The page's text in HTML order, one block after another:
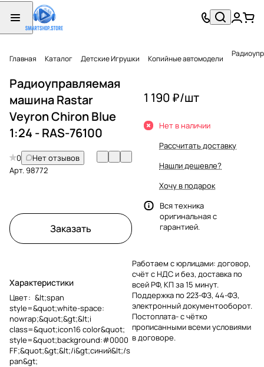
Главная Каталог Детские Игрушки Копийные автомодели
Радиоуправляемая
машина Rastar
Veyron Chiron Blue
1:24 - RAS-76100
0
Нет отзывов
Арт.98772
Заказать
Характеристики
Цвет: &lt;span
style=&quot;white-space:
nowrap;&quot;&gt;&lt;i
class=&quot;icon16 color&quot;
style=&quot;background:#0000
FF;&quot;&gt;&lt;/i&gt;синий&lt;/s
pan&gt;
1 190 ₽/шт
Нет в наличии
Рассчитать доставку
Нашли дешевле?
Хочу в подарок
Вся техника
оригинальная с
гарантией.
Работаем с юрлицами: договор,
счёт с НДС и без, доставка по
всей РФ, КП за 15 минут.
Поддержка по 223-ФЗ, 44-ФЗ,
электронный документооборот.
Постоплата- с чётко
прописанными всеми условиями
в договоре.